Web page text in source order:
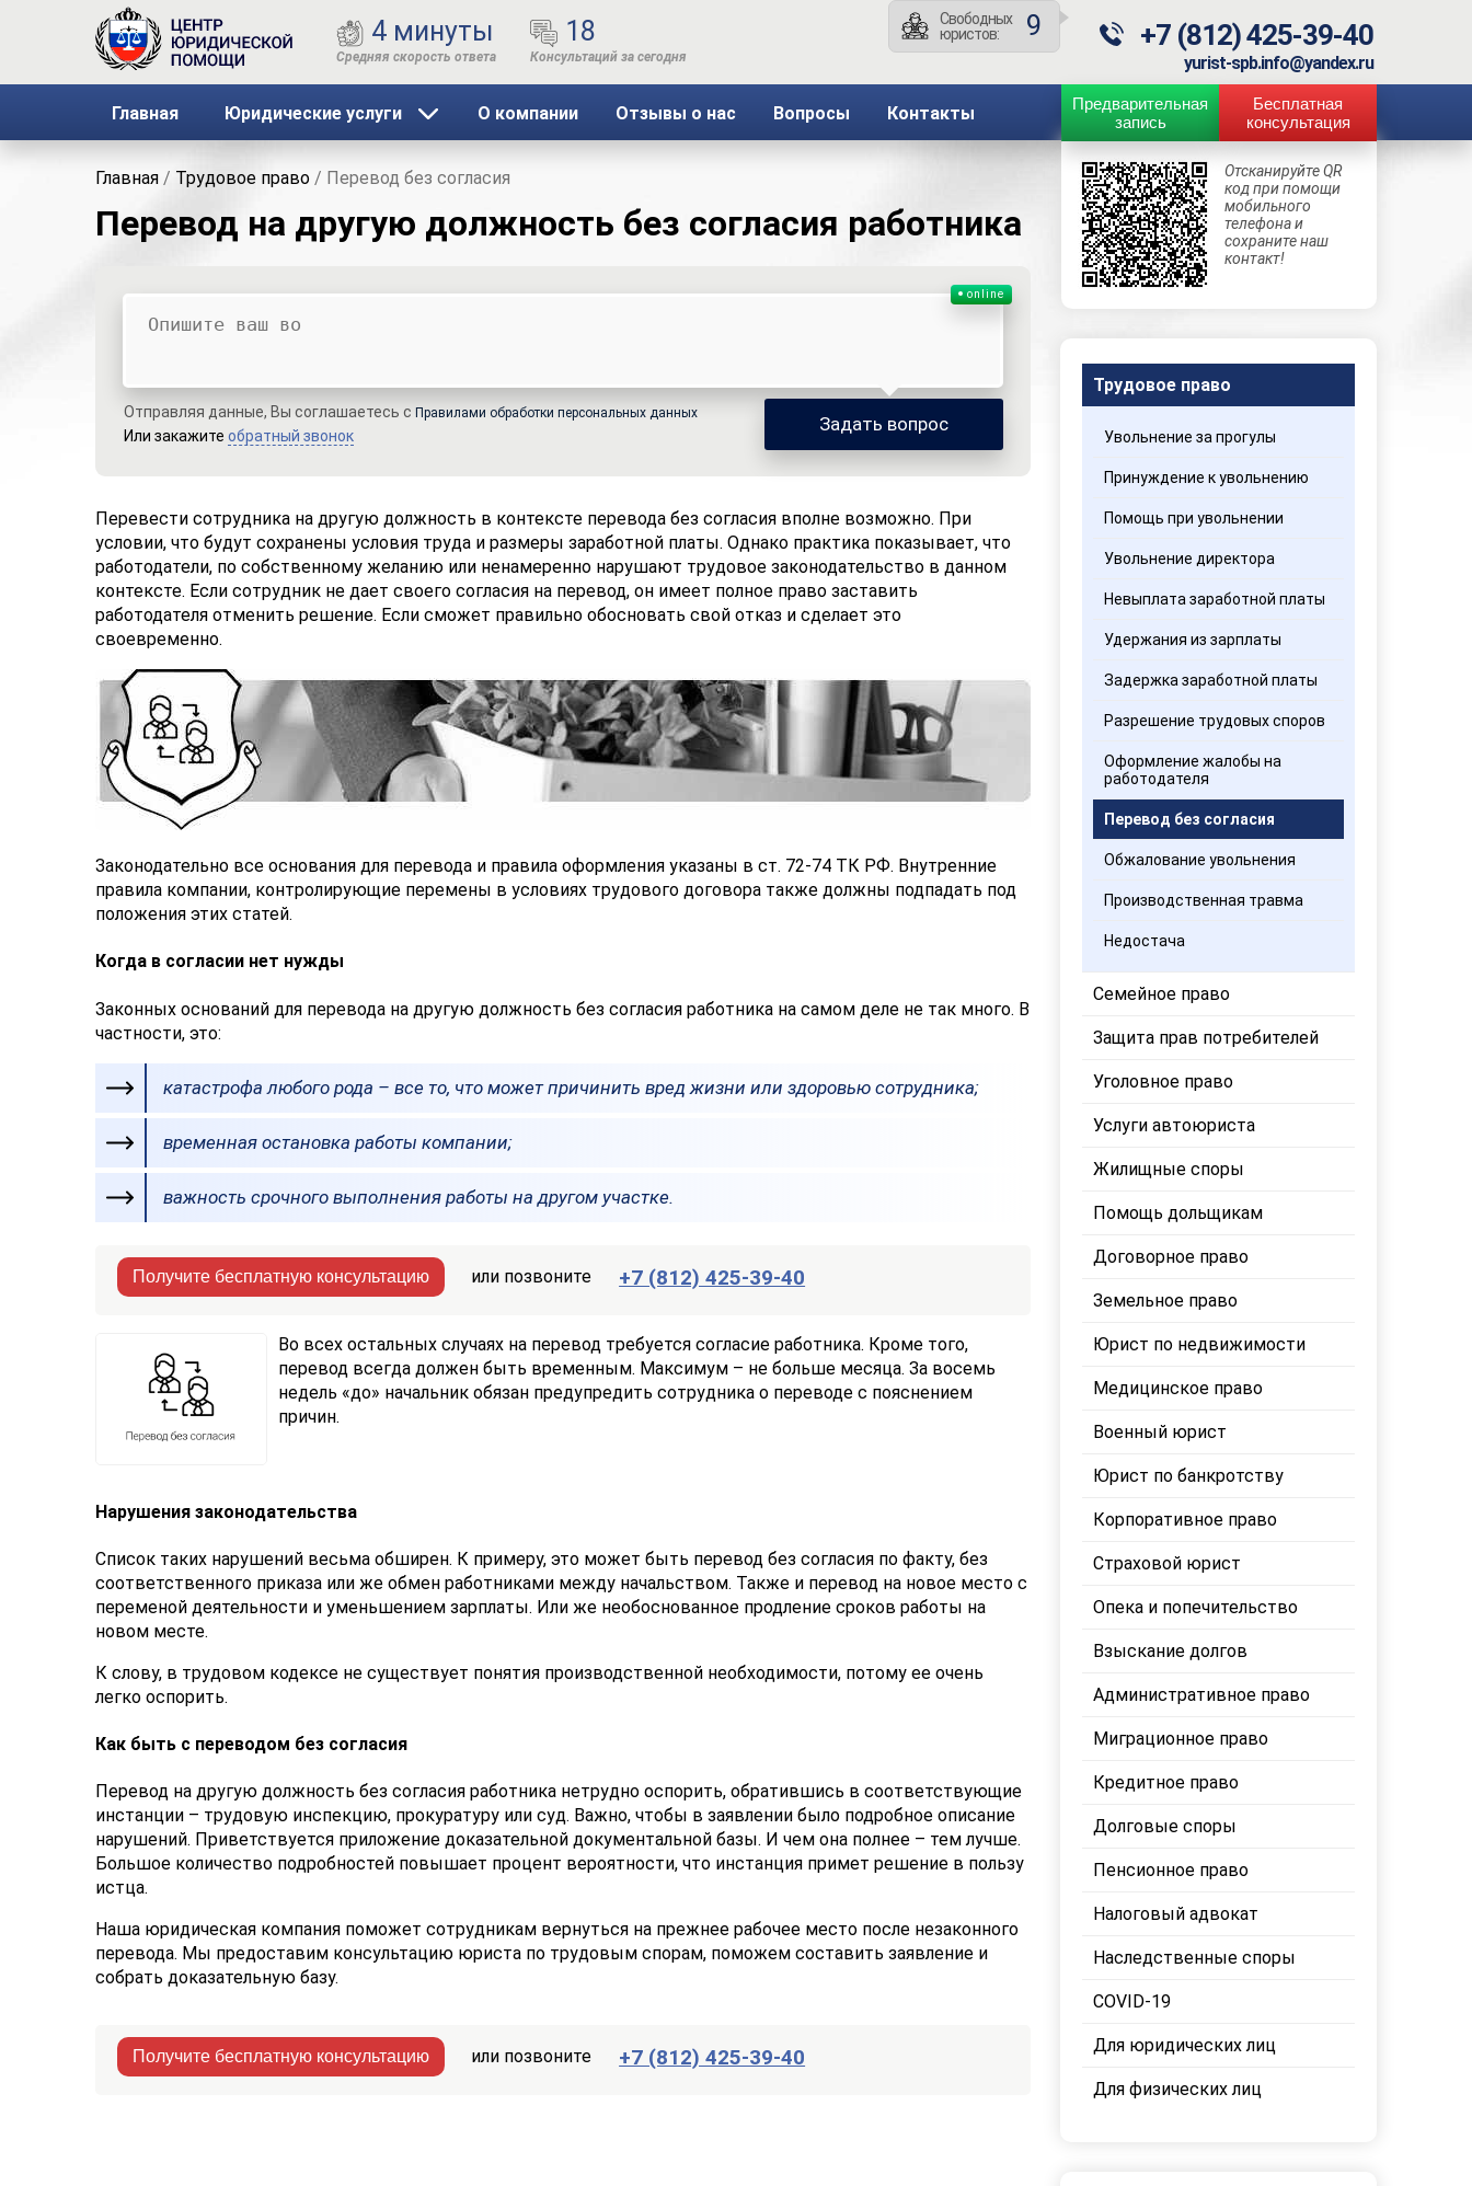
4 минуты 18
Свободных
юристов:
9 +7 (812) 425-39-40
yurist-spb.info@yandex.ru
Главная Юридические услуги О компании Отзывы о нас Вопросы Контакты
Предварительная
запись
Бесплатная
консультация
Главная / Трудовое право / Перевод без согласия
Перевод на другую должность без согласия работника
online
Отправляя данные, Вы соглашаетесь с Правилами обработки персональных данных
Или закажите обратный звонок
Задать вопрос
Перевести сотрудника на другую должность в контексте перевода без согласия вполне возможно. При
условии, что будут сохранены условия труда и размеры заработной платы. Однако практика показывает, что
работодатели, по собственному желанию или ненамеренно нарушают трудовое законодательство в данном
контексте. Если сотрудник не дает своего согласия на перевод, он имеет полное право заставить
работодателя отменить решение. Если сможет правильно обосновать свой отказ и сделает это
своевременно.
Законодательно все основания для перевода и правила оформления указаны в ст. 72-74 ТК РФ. Внутренние
правила компании, контролирующие перемены в условиях трудового договора также должны подпадать под
положения этих статей.
Когда в согласии нет нужды
Законных оснований для перевода на другую должность без согласия работника на самом деле не так много. В
частности, это:
катастрофа любого рода – все то, что может причинить вред жизни или здоровью сотрудника;
временная остановка работы компании;
важность срочного выполнения работы на другом участке.
Получите бесплатную консультацию или позвоните +7 (812) 425-39-40
Во всех остальных случаях на перевод требуется согласие работника. Кроме того,
перевод всегда должен быть временным. Максимум – не больше месяца. За восемь
недель «до» начальник обязан предупредить сотрудника о переводе с пояснением
причин.
Нарушения законодательства
Список таких нарушений весьма обширен. К примеру, это может быть перевод без согласия по факту, без
соответственного приказа или же обмен работниками между начальством. Также и перевод на новое место с
переменой деятельности и уменьшением зарплаты. Или же необоснованное продление сроков работы на
новом месте.
К слову, в трудовом кодексе не существует понятия производственной необходимости, потому ее очень
легко оспорить.
Как быть с переводом без согласия
Перевод на другую должность без согласия работника нетрудно оспорить, обратившись в соответствующие
инстанции – трудовую инспекцию, прокуратуру или суд. Важно, чтобы в заявлении было подробное описание
нарушений. Приветствуется приложение доказательной документальной базы. И чем она полнее – тем лучше.
Большое количество подробностей повышает процент вероятности, что инстанция примет решение в пользу
истца.
Наша юридическая компания поможет сотрудникам вернуться на прежнее рабочее место после незаконного
перевода. Мы предоставим консультацию юриста по трудовым спорам, поможем составить заявление и
собрать доказательную базу.
Получите бесплатную консультацию или позвоните +7 (812) 425-39-40
Отсканируйте QR
код при помощи
мобильного
телефона и
сохраните наш
контакт!
Трудовое право
Увольнение за прогулы
Принуждение к увольнению
Помощь при увольнении
Увольнение директора
Невыплата заработной платы
Удержания из зарплаты
Задержка заработной платы
Разрешение трудовых споров
Оформление жалобы на
работодателя
Перевод без согласия
Обжалование увольнения
Производственная травма
Недостача
Семейное право
Защита прав потребителей
Уголовное право
Услуги автоюриста
Жилищные споры
Помощь дольщикам
Договорное право
Земельное право
Юрист по недвижимости
Медицинское право
Военный юрист
Юрист по банкротству
Корпоративное право
Страховой юрист
Опека и попечительство
Взыскание долгов
Административное право
Миграционное право
Кредитное право
Долговые споры
Пенсионное право
Налоговый адвокат
Наследственные споры
COVID-19
Для юридических лиц
Для физических лиц